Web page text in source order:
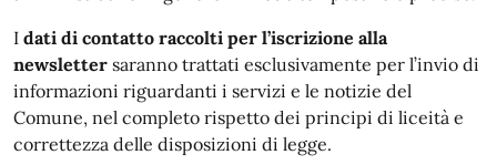
I dati di contatto raccolti per l’iscrizione alla
newsletter saranno trattati esclusivamente per l’invio di
informazioni riguardanti i servizi e le notizie del
Comune, nel completo rispetto dei principi di liceità e
correttezza delle disposizioni di legge.